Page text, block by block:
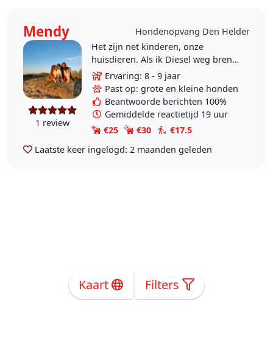
Mendy Hondenopvang Den Helder
1 review
Het zijn net kinderen, onze
huisdieren. Als ik Diesel weg breng
naar de oppas dan vind ik het het
belangrijkste dat hij het goed en
leuk heeft... Ik..
Ervaring: 8 - 9 jaar
Past op: grote en kleine honden
Beantwoorde berichten 100%
Gemiddelde reactietijd 19 uur
€25
€30
€17.5
Laatste keer ingelogd: 2 maanden geleden
Kaart Filters